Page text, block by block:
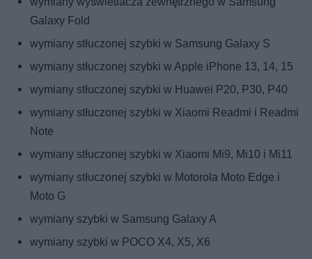
Galaxy Fold
wymiany stłuczonej szybki w Samsung Galaxy S
wymiany stłuczonej szybki w Apple iPhone 13, 14, 15
wymiany stłuczonej szybki w Huawei P20, P30, P40
wymiany stłuczonej szybki w Xiaomi Readmi i Readmi
Note
wymiany stłuczonej szybki w Xiaomi Mi9, Mi10 i Mi11
wymiany stłuczonej szybki w Motorola Moto Edge i
Moto G
wymiany szybki w Samsung Galaxy A
wymiany szybki w POCO X4, X5, X6